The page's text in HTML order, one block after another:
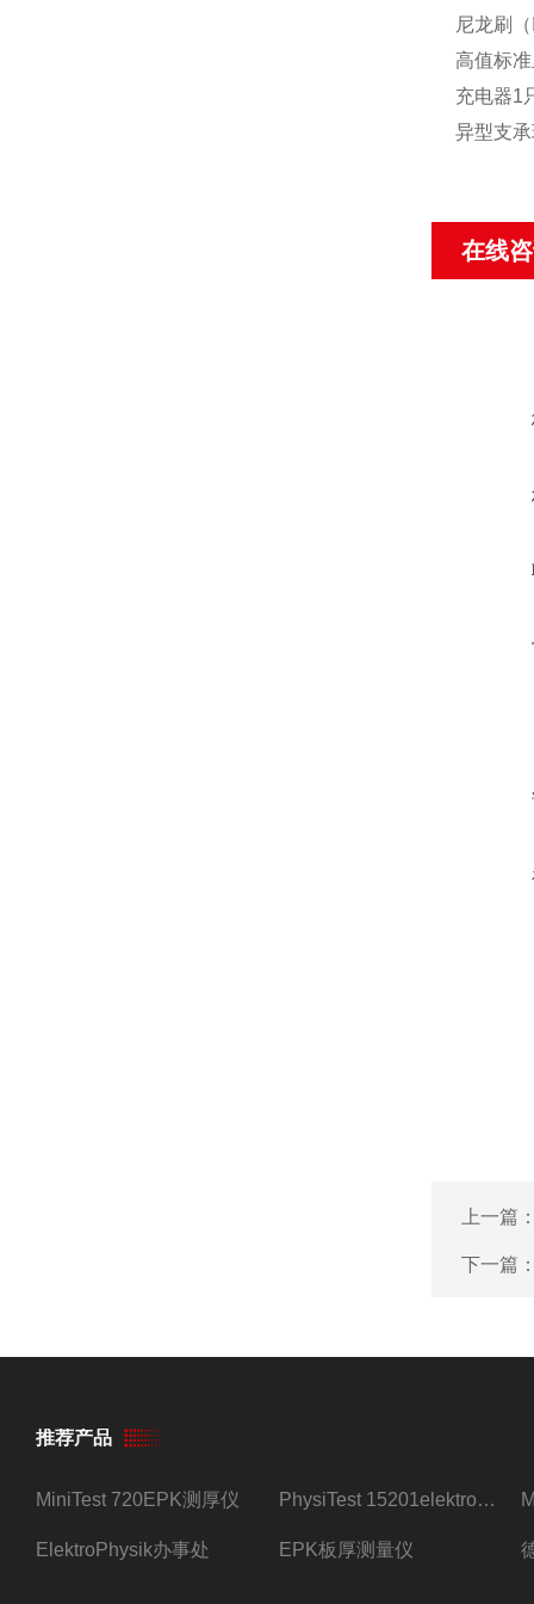
尼龙刷
高值标
充电器1
异型支
在线
上一篇
下一篇
推荐产品
MiniTest 720EPK测厚仪 PhysiTest 15201elektrophysik测厚仪
ElektroPhysik办事处 EPK板厚测量仪